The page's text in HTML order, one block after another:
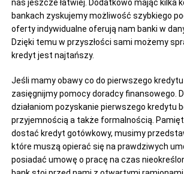
nas jeszcze łatwiej. Dodatkowo mając kilka
bankach zyskujemy możliwość szybkiego
oferty indywidualne oferują nam banki w
Dzięki temu w przyszłości sami możemy
kredyt jest najtańszy.
Jeśli mamy obawy co do pierwszego
zasięgnijmy pomocy doradcy finansowego.
działaniom pozyskanie pierwszego kredytu
przyjemnością a także formalnością.
dostać kredyt gotówkowy, musimy
które muszą opierać się na prawdziwych
posiadać umowę o pracę na czas